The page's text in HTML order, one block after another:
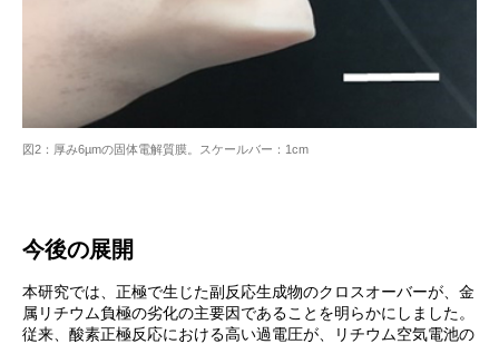
図2：厚み6µmの固体電解質膜。スケールバー：1cm
今後の展開
本研究では、正極で生じた副反応生成物のクロスオーバーが、金
属リチウム負極の劣化の主要因であることを明らかにしました。
従来、酸素正極反応における高い過電圧が、リチウム空気電池の